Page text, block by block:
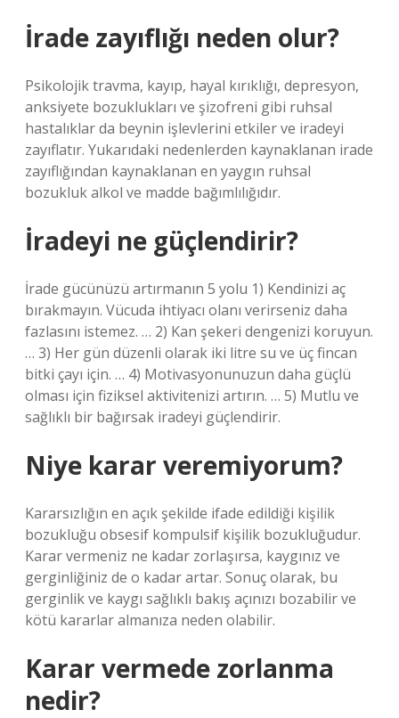
İrade zayıflığı neden olur?
Psikolojik travma, kayıp, hayal kırıklığı, depresyon,
anksiyete bozuklukları ve şizofreni gibi ruhsal
hastalıklar da beynin işlevlerini etkiler ve iradeyi
zayıflatır. Yukarıdaki nedenlerden kaynaklanan irade
zayıflığından kaynaklanan en yaygın ruhsal
bozukluk alkol ve madde bağımlılığıdır.
İradeyi ne güçlendirir?
İrade gücünüzü artırmanın 5 yolu 1) Kendinizi aç
bırakmayın. Vücuda ihtiyacı olanı verirseniz daha
fazlasını istemez. … 2) Kan şekeri dengenizi koruyun.
… 3) Her gün düzenli olarak iki litre su ve üç fincan
bitki çayı için. … 4) Motivasyonunuzun daha güçlü
olması için fiziksel aktivitenizi artırın. … 5) Mutlu ve
sağlıklı bir bağırsak iradeyi güçlendirir.
Niye karar veremiyorum?
Kararsızlığın en açık şekilde ifade edildiği kişilik
bozukluğu obsesif kompulsif kişilik bozukluğudur.
Karar vermeniz ne kadar zorlaşırsa, kaygınız ve
gerginliğiniz de o kadar artar. Sonuç olarak, bu
gerginlik ve kaygı sağlıklı bakış açınızı bozabilir ve
kötü kararlar almanıza neden olabilir.
Karar vermede zorlanma
nedir?